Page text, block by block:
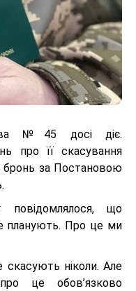
№45 досі діє.
про її скасування
бронь за Постановою
що
планують. Про це ми
скасують ніколи. Але
це обов’язково